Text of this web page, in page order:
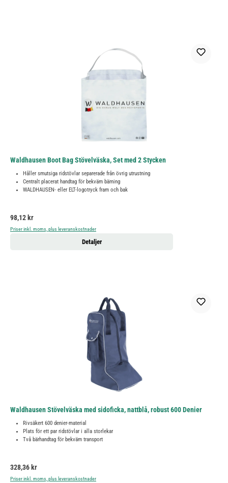
Waldhausen Boot Bag Stövelväska, Set med 2 Stycken
Håller smutsiga ridstövlar separerade från övrig utrustning
Centralt placerat handtag för bekväm bärning
WALDHAUSEN- eller ELT-logotryck fram och bak
Ordinarie pris:
98,12 kr
Priser inkl. moms, plus leveranskostnader
Detaljer
Waldhausen Stövelväska med sidoficka, nattblå, robust 600 Denier
Rivsäkert 600 denier-material
Plats för ett par ridstövlar i alla storlekar
Två bärhandtag för bekväm transport
Ordinarie pris:
328,36 kr
Priser inkl. moms, plus leveranskostnader